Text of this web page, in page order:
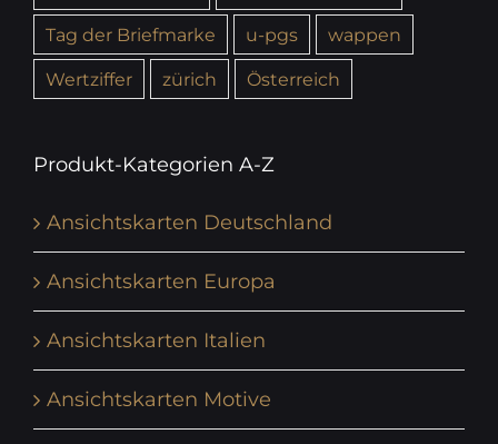
Tag der Briefmarke
u-pgs
wappen
Wertziffer
zürich Österreich
Produkt-Kategorien A-Z
Ansichtskarten Deutschland
Ansichtskarten Europa
Ansichtskarten Italien
Ansichtskarten Motive